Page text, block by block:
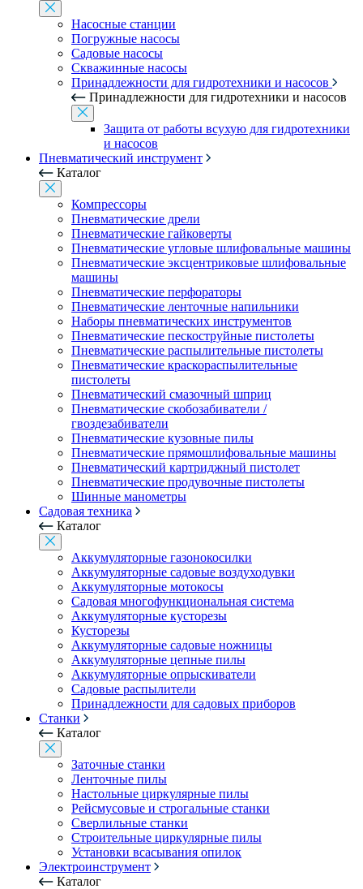
Насосные станции
Погружные насосы
Садовые насосы
Скважинные насосы
Принадлежности для гидротехники и насосов
Принадлежности для гидротехники и насосов
Защита от работы всухую для гидротехники
и насосов
Пневматический инструмент
Каталог
Компрессоры
Пневматические дрели
Пневматические гайковерты
Пневматические угловые шлифовальные машины
Пневматические эксцентриковые шлифовальные
машины
Пневматические перфораторы
Пневматические ленточные напильники
Наборы пневматических инструментов
Пневматические пескоструйные пистолеты
Пневматические распылительные пистолеты
Пневматические краскораспылительные
пистолеты
Пневматический смазочный шприц
Пневматические скобозабиватели /
гвоздезабиватели
Пневматические кузовные пилы
Пневматические прямошлифовальные машины
Пневматический картриджный пистолет
Пневматические продувочные пистолеты
Шинные манометры
Садовая техника
Каталог
Аккумуляторные газонокосилки
Аккумуляторные садовые воздуходувки
Аккумуляторные мотокосы
Садовая многофункциональная система
Аккумуляторные кусторезы
Кусторезы
Аккумуляторные садовые ножницы
Аккумуляторные цепные пилы
Аккумуляторные опрыскиватели
Садовые распылители
Принадлежности для садовых приборов
Станки
Каталог
Заточные станки
Ленточные пилы
Настольные циркулярные пилы
Рейсмусовые и строгальные станки
Сверлильные станки
Строительные циркулярные пилы
Установки всасывания опилок
Электроинструмент
Каталог